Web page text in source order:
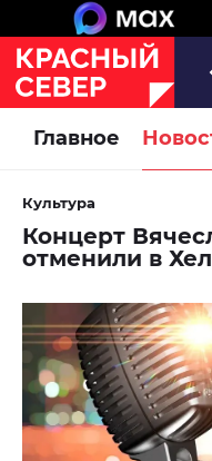
Главное
Культура
Концерт
отменили в